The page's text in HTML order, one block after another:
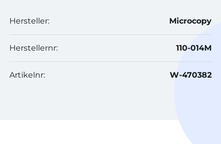
Hersteller: Microcopy
Herstellernr: 110-014M
Artikelnr: W-470382